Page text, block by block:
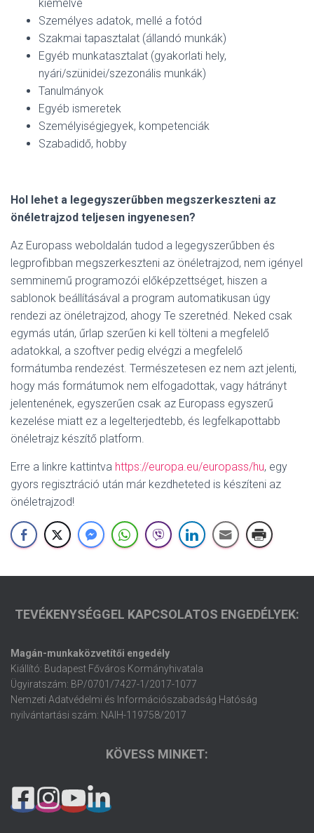
kiemelve
Személyes adatok, mellé a fotód
Szakmai tapasztalat (állandó munkák)
Egyéb munkatasztalat (gyakorlati hely,
nyári/szünidei/szezonális munkák)
Tanulmányok
Egyéb ismeretek
Személyiségjegyek, kompetenciák
Szabadidő, hobby
Hol lehet a legegyszerűbben megszerkeszteni az
önéletrajzod teljesen ingyenesen?
Az Europass weboldalán tudod a legegyszerűbben és
legprofibban megszerkeszteni az önéletrajzod, nem igényel
semminemű programozói előképzettséget, hiszen a
sablonok beállításával a program automatikusan úgy
rendezi az önéletrajzod, ahogy Te szeretnéd. Neked csak
egymás után, űrlap szerűen ki kell tölteni a megfelelő
adatokkal, a szoftver pedig elvégzi a megfelelő
formátumba rendezést. Természetesen ez nem azt jelenti,
hogy más formátumok nem elfogadottak, vagy hátrányt
jelentenének, egyszerűen csak az Europass egyszerű
kezelése miatt ez a legelterjedtebb, és legfelkapottabb
önéletrajz készítő platform.
Erre a linkre kattintva https://europa.eu/europass/hu, egy
gyors regisztráció után már kezdheteted is készíteni az
önéletrajzod!
TEVÉKENYSÉGGEL KAPCSOLATOS ENGEDÉLYEK:
Magán-munkaközvetítői engedély
Kiállító: Budapest Főváros Kormányhivatala
Ügyiratszám: BP/0701/7427-1/2017-1077
Nemzeti Adatvédelmi és Információszabadság Hatóság
nyilvántartási szám: NAIH-119758/2017
KÖVESS MINKET: